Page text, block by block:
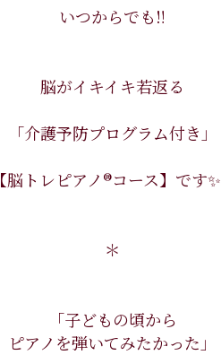
いつからでも‼️
脳がイキイキ若返る
「介護予防プログラム付き」
【脳トレピアノ®コース】です
＊
「子どもの頃から
ピアノを弾いてみたかった」